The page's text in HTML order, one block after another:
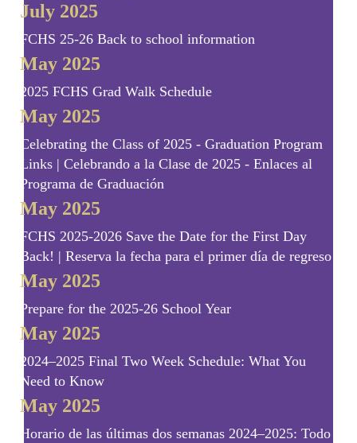
July 2025
FCHS 25-26 Back to school information
May 2025
2025 FCHS Grad Walk Schedule
May 2025
Celebrating the Class of 2025 - Graduation Program
Links | Celebrando a la Clase de 2025 - Enlaces al
Programa de Graduación
May 2025
FCHS 2025-2026 Save the Date for the First Day
Back! | Reserva la fecha para el primer día de regreso!
May 2025
Prepare for the 2025-26 School Year
May 2025
2024–2025 Final Two Week Schedule: What You
Need to Know
May 2025
Horario de las últimas dos semanas 2024–2025: Todo